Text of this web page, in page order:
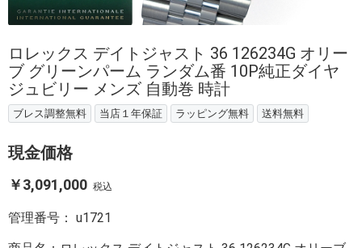
ロレックス デイトジャスト 36 126234G オリー
ブ グリーンパーム ランダム番 10P純正ダイヤ
ジュビリー メンズ 自動巻 時計
ブレス調整無料 当店１年保証 ラッピング無料 送料無料
現金価格
￥3,091,000 税込
管理番号： u1721